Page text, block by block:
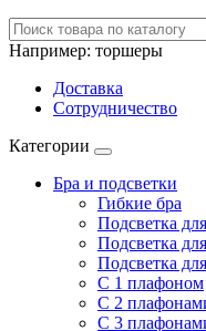
Например: торшеры
Доставка
Сотрудничество
Категории
Бра и подсветки
Гибкие бра
Подсветка
Подсветка
Подсветка
С 1 плафоном
С 2
С 3